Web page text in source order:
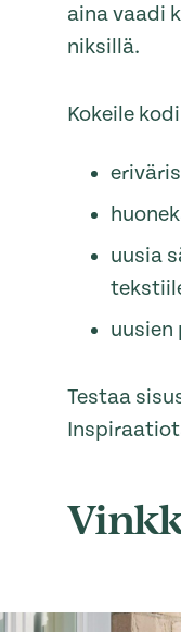
aina vaadi
niksillä.
Kokeile
uusia
uusien
Testaa